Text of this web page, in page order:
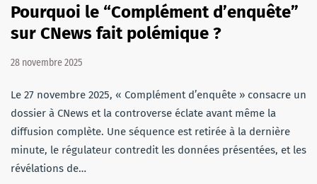
Pourquoi le “Complément d’enquête”
sur CNews fait polémique ?
28 novembre 2025
Le 27 novembre 2025, « Complément d’enquête » consacre un
dossier à CNews et la controverse éclate avant même la
diffusion complète. Une séquence est retirée à la dernière
minute, le régulateur contredit les données présentées, et les
révélations de…